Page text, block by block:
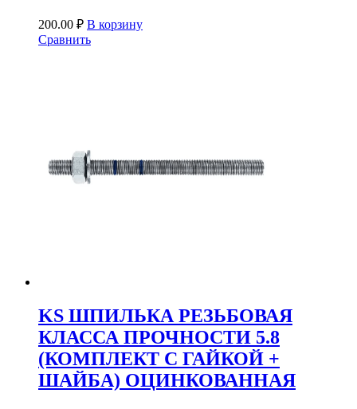
200.00 ₽ В корзину
Сравнить
KS ШПИЛЬКА РЕЗЬБОВАЯ
КЛАССА ПРОЧНОСТИ 5.8
(КОМПЛЕКТ С ГАЙКОЙ +
ШАЙБА) ОЦИНКОВАННАЯ